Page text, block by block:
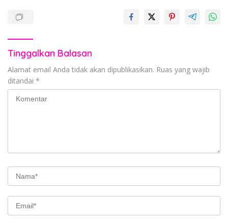
Tinggalkan Balasan
Alamat email Anda tidak akan dipublikasikan. Ruas yang wajib
ditandai *